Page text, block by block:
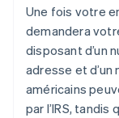
Une fois votre
demandera
disposant d’un
adresse et
américains
par l’IRS,